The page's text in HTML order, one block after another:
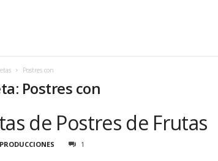
Postres con
Postres con
de Postres de Frutas
1